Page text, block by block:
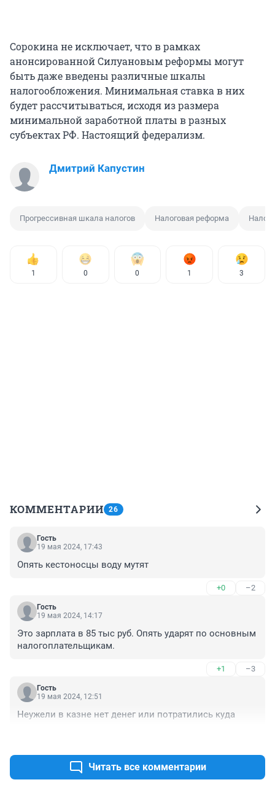
Сорокина не исключает, что в рамках
анонсированной Силуановым реформы могут
быть даже введены различные шкалы
налогообложения. Минимальная ставка в них
будет рассчитываться, исходя из размера
минимальной заработной платы в разных
субъектах РФ. Настоящий федерализм.
Дмитрий Капустин
Прогрессивная шкала налогов Налоговая реформа Налог
1 0 0 1 3
КОММЕНТАРИИ 26
Гость
19 мая 2024, 17:43
Опять кестоносцы воду мутят
+0 –2
Гость
19 мая 2024, 14:17
Это зарплата в 85 тыс руб. Опять ударят по основным
налогоплательщикам.
+1 –3
Гость
19 мая 2024, 12:51
Неужели в казне нет денег или потратились куда
Читать все комментарии